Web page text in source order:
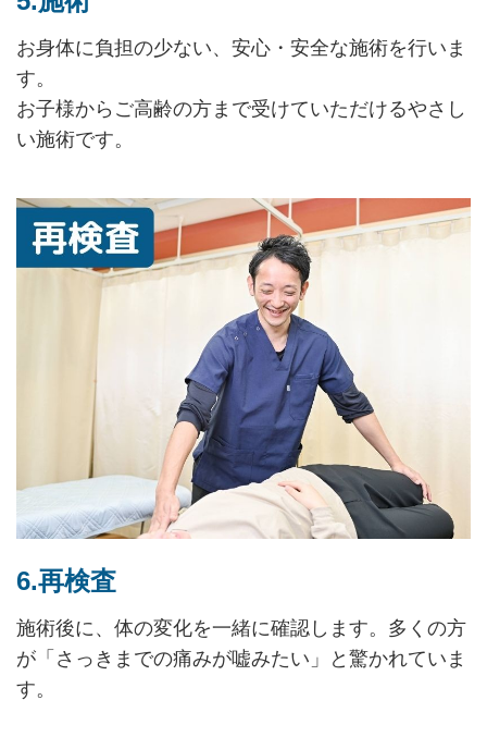
お身体に負担の少ない、安心・安全な施術を行いま
す。
お子様からご高齢の方まで受けていただけるやさし
い施術です。
6.再検査
施術後に、体の変化を一緒に確認します。多くの方
が「さっきまでの痛みが嘘みたい」と驚かれていま
す。